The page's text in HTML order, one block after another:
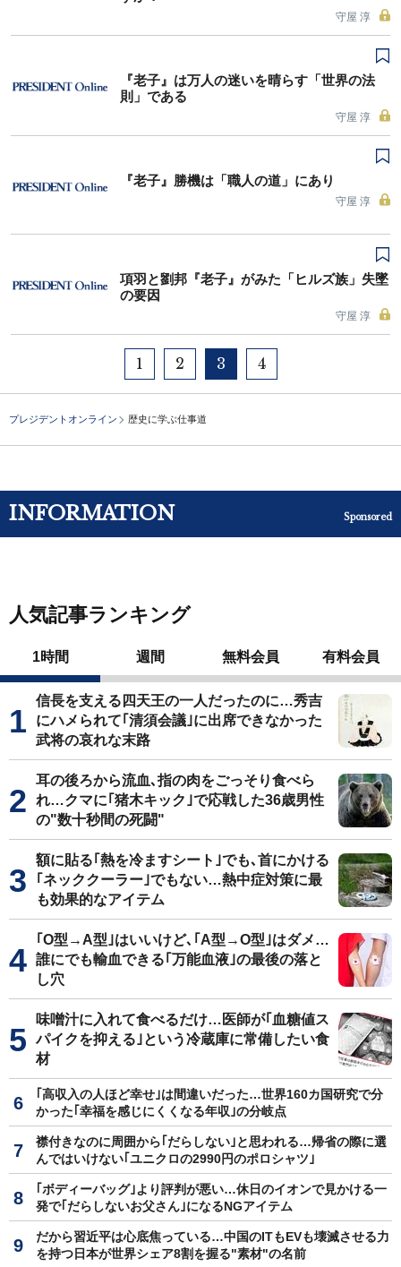
守屋 淳
『老子』は万人の迷いを晴らす「世界の法
則」である
守屋 淳
『老子』勝機は「職人の道」にあり
守屋 淳
項羽と劉邦『老子』がみた「ヒルズ族」失墜
の要因
守屋 淳
1 2 3 4
プレジデントオンライン 歴史に学ぶ仕事道
INFORMATION Sponsored
人気記事ランキング
1時間 週間 無料会員 有料会員
信長を支える四天王の一人だったのに…秀吉
にハメられて｢清須会議｣に出席できなかった
武将の哀れな末路
耳の後ろから流血､指の肉をごっそり食べら
れ…クマに｢猪木キック｣で応戦した36歳男性
の"数十秒間の死闘"
額に貼る｢熱を冷ますシート｣でも､首にかける
｢ネッククーラー｣でもない…熱中症対策に最
も効果的なアイテム
｢O型→A型｣はいいけど､｢A型→O型｣はダメ…
誰にでも輸血できる｢万能血液｣の最後の落と
し穴
味噌汁に入れて食べるだけ…医師が｢血糖値ス
パイクを抑える｣という冷蔵庫に常備したい食
材
｢高収入の人ほど幸せ｣は間違いだった…世界160カ国研究で分
かった｢幸福を感じにくくなる年収｣の分岐点
襟付きなのに周囲から｢だらしない｣と思われる…帰省の際に選
んではいけない｢ユニクロの2990円のポロシャツ｣
｢ボディーバッグ｣より評判が悪い…休日のイオンで見かける一
発で｢だらしないお父さん｣になるNGアイテム
だから習近平は心底焦っている…中国のITもEVも壊滅させる力
を持つ日本が世界シェア8割を握る"素材"の名前